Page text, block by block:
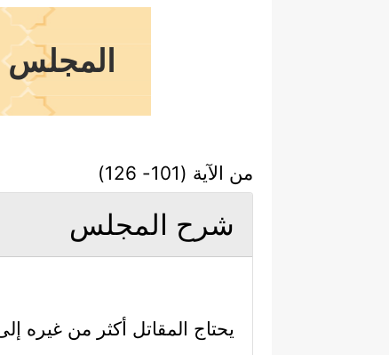
المجلس
من الآية (101- 126)
شرح المجلس
يحتاج المقاتل أكثر من غيره